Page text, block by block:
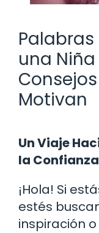
una Niña
Motivan
Un Viaje
la Confianza
¡Hola! Si
estés
inspiración